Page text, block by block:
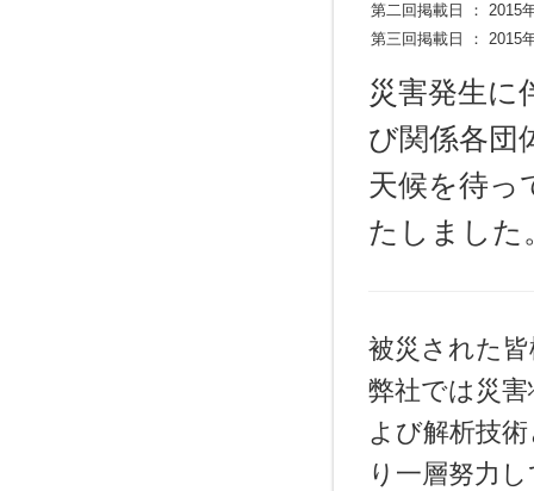
第二回掲載日
： 2015
第三回掲載日
： 2015
災害発生に
び関係各団
天候を待っ
たしました
被災された
弊社では災
よび解析技
り一層努力